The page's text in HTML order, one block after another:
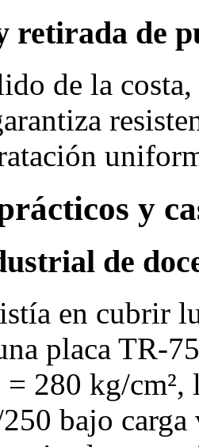
retirada de
de la
y
de
en cubrir
placa
= 280 kg/
bajo